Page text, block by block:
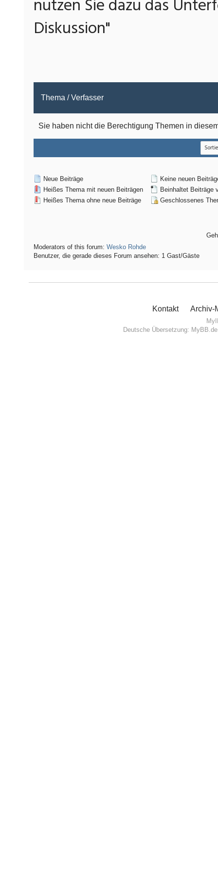
nutzen Sie dazu das
Diskussion"
Thema /Verfasser
Sie haben nicht die Berechtigung Themen in
Neue Beiträge
Heißes Thema mit neuen Beiträgen
Heißes Thema ohne neue Beiträge
Keine neuen
Beinhaltet Beiträge
Geschlossenes
Moderators of this forum: Wesko Rohde
Benutzer, die gerade dieses Forum ansehen: 1 Gast/Gäste
Kontakt Archiv-
Deutsche Übersetzung: MyBB.de